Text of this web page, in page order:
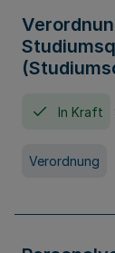
In Kraft
Verordnung